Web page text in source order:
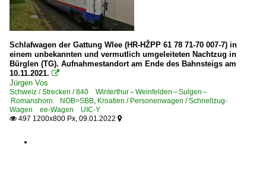
Schlafwagen der Gattung Wlee (HR-HŽPP 61 78 71-70 007-7) in
einem unbekannten und vermutlich umgeleiteten Nachtzug in
Bürglen (TG). Aufnahmestandort am Ende des Bahnsteigs am
10.11.2021. 
Jürgen Vos
Schweiz / Strecken / 840 Winterthur – Weinfelden – Sulgen –
Romanshorn NOB>SBB, Kroatien / Personenwagen / Schnellzug-
Wagen ee-Wagen UIC-Y
 497 1200x800 Px, 09.01.2022 